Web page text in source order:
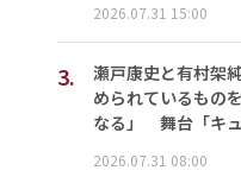
2026.07.31 15:00
3.
瀬戸康史と有村架
められているもの
なる」 舞台「キュ
2026.07.31 08:00